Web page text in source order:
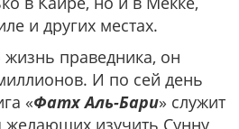
и других местах.
праведника, он
И по сей день
«Фатх Аль-Бари» служит
желающих изучить Сунну